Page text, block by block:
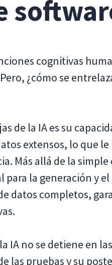
cognitivas
¿cómo se
de la IA es su
extensos, lo que le
Más allá de la
la generación y
datos completos,
IA no se detiene en
las pruebas y su